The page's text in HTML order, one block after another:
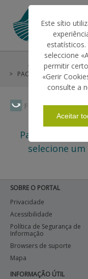
Faça Swipe para
O IFAP
AJUDAS/APOIOS
INFORMAÇÕES
ESTATÍSTICAS
PAGAMENTOS
APOIO AO
Ajudas/Apoios
PAC 2014-2022
Para assuntos
selecione
SOBRE O PORTAL
Privacidade
Acessibilidade
Política de Segurança de
Informação
Browsers de suporte
Mapa
INFORMAÇÃO ÚTIL
Este sítio
seleccione
permitir
«Gerir
consulte a
Aceitar